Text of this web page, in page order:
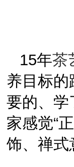
15年茶
养目标的
要的、学
家感觉“
饰、禅式